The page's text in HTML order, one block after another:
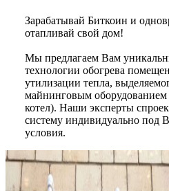
Зарабатывай Биткоин и
отапливай свой дом!
Мы предлагаем Вам
технологии обогрева
утилизации тепла,
майнинговым оборудованием
котел). Наши эксперты
систему индивидуально под
условия.